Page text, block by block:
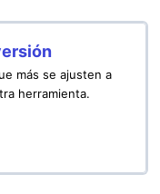
más se ajusten a
herramienta.